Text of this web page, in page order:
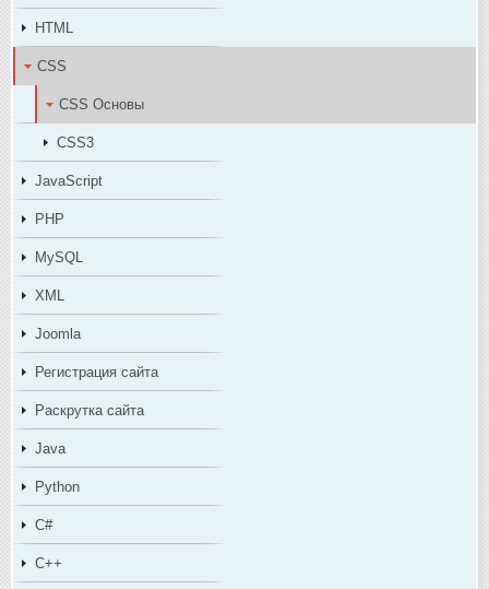
HTML
CSS
CSS Основы
CSS3
JavaScript
PHP
MySQL
XML
Joomla
Регистрация сайта
Раскрутка сайта
Java
Python
C#
C++